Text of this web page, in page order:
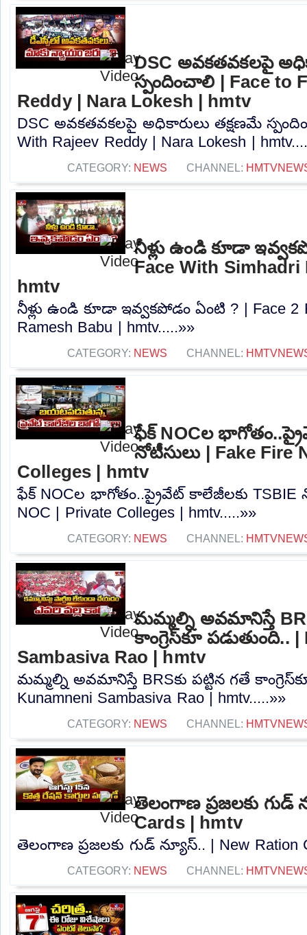
DSC అవకతవకలపై
స్పందించాలి | Face to
Reddy | Nara Lokesh | hmtv
DSC అవకతవకలపై అధికారులు తక్షణమే
With Rajeev Reddy | Nara Lokesh |
CATEGORY: NEWS CHANNEL:
నీళ్లు ఉండి కూడా
Face With Simhadri
hmtv
నీళ్లు ఉండి కూడా ఇవ్వకపోడం ఏంటి ? | Face 2
Ramesh Babu | hmtv.....»»
CATEGORY: NEWS CHANNEL:
ఫేక్ NOCల
నోటీసులు | Fake Fire
Colleges | hmtv
ఫేక్ NOCల భాగోతం..ప్రైవేట్ కాలేజీలకు TSBIE
NOC | Private Colleges | hmtv.....»»
CATEGORY: NEWS CHANNEL:
మమ్మల్ని అవమానిస్తే
కాంగ్రెస్‌కూ పడుతుంది..
Sambasiva Rao | hmtv
మమ్మల్ని అవమానిస్తే BRSకు పట్టిన గతే
Kunamneni Sambasiva Rao | hmtv.....»»
CATEGORY: NEWS CHANNEL:
తెలంగాణ ప్రజలకు గుడ్
Cards | hmtv
తెలంగాణ ప్రజలకు గుడ్ న్యూస్.. | New Ration
CATEGORY: NEWS CHANNEL: